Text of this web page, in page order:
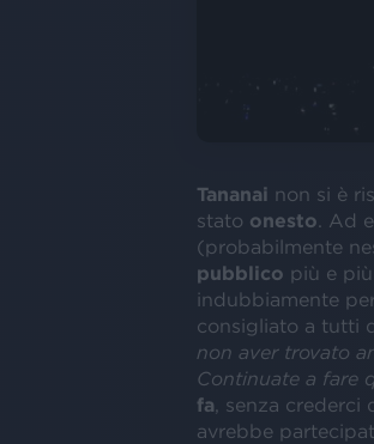
Tananai non si è
stato onesto . Ad
(probabilmente
pubblico più e
indubbiamente
consigliato a tutti
non aver trovato
Continuate a fare
fa , senza
avrebbe